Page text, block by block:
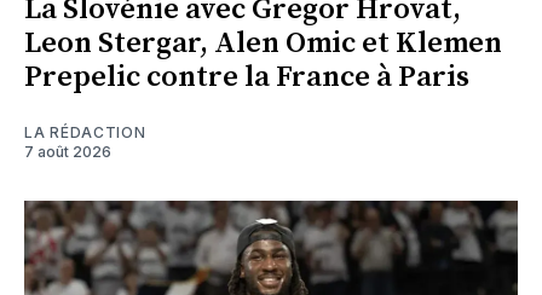
La Slovénie avec Gregor Hrovat,
Leon Stergar, Alen Omic et Klemen
Prepelic contre la France à Paris
LA RÉDACTION
7 août 2026